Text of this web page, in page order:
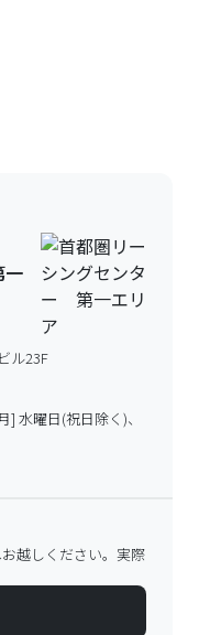
ル23F
水曜日(祝日除く)、
越しください。実際